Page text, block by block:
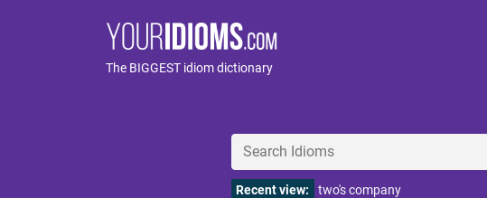
The BIGGEST idiom dictionary
Recent view: two's company